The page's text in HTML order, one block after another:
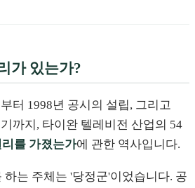
가 있는가?
터 1998년 공시의 설립, 그리고
까지, 타이완 텔레비전 산업의 54
를 가졌는가에 관한 역사입니다.
하는 주체는 '당정군'이었습니다. 공